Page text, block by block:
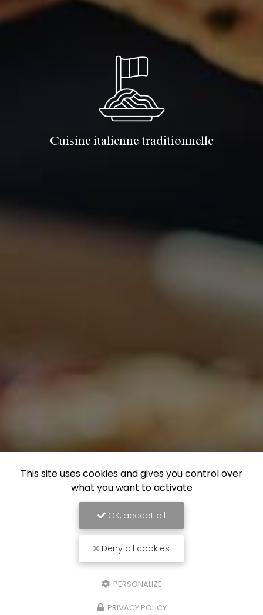
Cuisine italienne traditionnelle
This site uses cookies and gives you control over
what you want to activate
OK, accept all
Deny all cookies
PERSONALIZE
PRIVACY POLICY